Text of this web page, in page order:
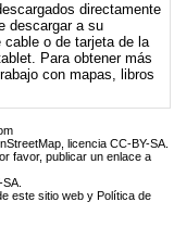
directamente
descargar a su
o de tarjeta de la
Para obtener más
con mapas, libros
licencia CC-BY-SA.
favor, publicar un enlace a
SA
este sitio web y Política de